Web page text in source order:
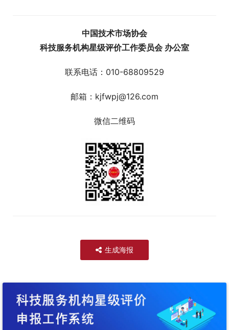
中国技术市场协会
科技服务机构星级评价工作委员会 办公室
联系电话：010-68809529
邮箱：kjfwpj@126.com
微信二维码
生成海报